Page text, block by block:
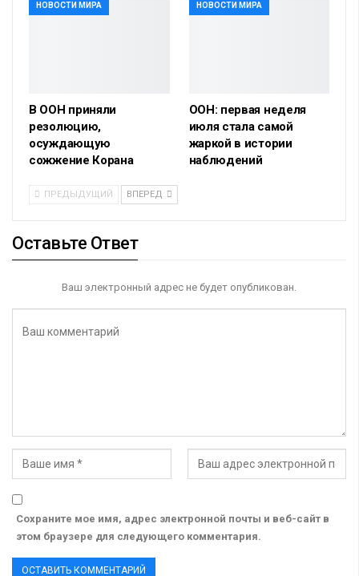
НОВОСТИ МИРА
В ООН приняли
резолюцию,
осуждающую
сожжение Корана
НОВОСТИ МИРА
ООН: первая неделя
июля стала самой
жаркой в истории
наблюдений
ПРЕДЫДУЩИЙ ВПЕРЕД
Оставьте Ответ
Ваш электронный адрес не будет опубликован.
Сохраните мое имя, адрес электронной почты и веб-сайт в
этом браузере для следующего комментария.